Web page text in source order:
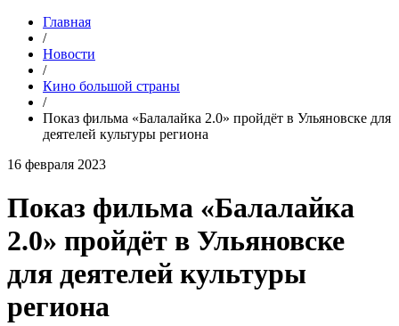
Главная
/
Новости
/
Кино большой страны
/
Показ фильма «Балалайка 2.0» пройдёт в Ульяновске для
деятелей культуры региона
16 февраля 2023
Показ фильма «Балалайка
2.0» пройдёт в Ульяновске
для деятелей культуры
региона